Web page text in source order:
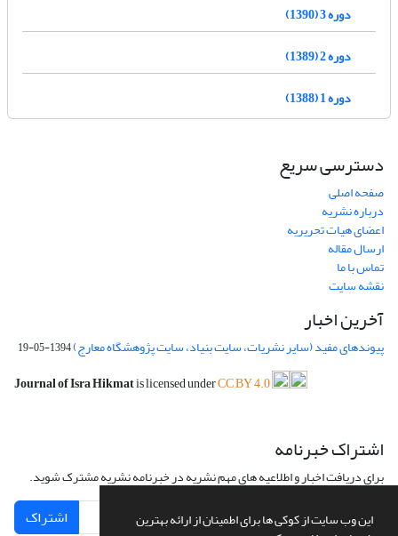
این وب سایت از کوکی ها برای اطمینان از ارائه بهترین
دوره 3 (1390)
دوره 2 (1389)
دوره 1 (1388)
دسترسی سریع
صفحه اصلی
درباره نشریه
اعضای هیات تحریریه
ارسال مقاله
تماس با ما
نقشه سایت
آخرین اخبار
پیوندهای مفید (سایر نشریات، سایت بنیاد، سایت پژوهشگاه معارج)1394-05-19
Journal of Isra Hikmatis licensed underCC BY 4.0
اشتراک خبرنامه
برای دریافت اخبار و اطلاعیه های مهم نشریه در خبرنامه نشریه مشترک شوید.
اشتراک